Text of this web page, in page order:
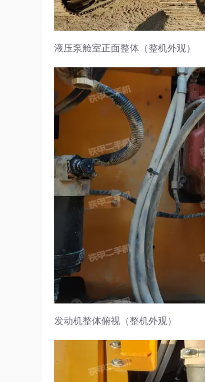
液压泵舱室正面整体（整机外观）
发动机整体俯视（整机外观）